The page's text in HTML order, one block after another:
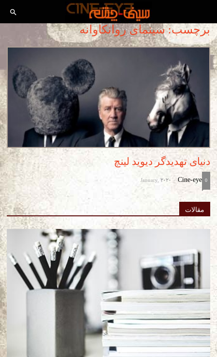
برچسب: سینمای روانکاوانه
دنیای تهدیدگر دیوید لینچ
Cine-eye
-
January, 2020 0
مقالات